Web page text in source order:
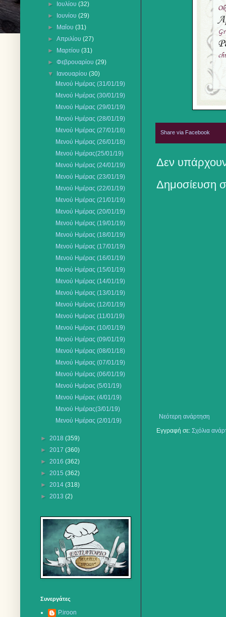
Share via Facebook
Δεν
Δημοσίευση
Νεότερη ανάρτηση
Εγγραφή σε: Σχόλια
►
Ιουλίου(32)
►
Ιουνίου(29)
►
Μαΐου(31)
►Απριλίου(27)
►
Μαρτίου(31)
►Φεβρουαρίου(29)
▼
Ιανουαρίου(30)
Μενού Ημέρας (31/01/19)
Μενού Ημέρας (30/01/19)
Μενού Ημέρας (29/01/19)
Μενού Ημέρας (28/01/19)
Μενού Ημέρας (27/01/18)
Μενού Ημέρας (26/01/18)
Μενού Ημέρας(25/01/19)
Μενού Ημέρας (24/01/19)
Μενού Ημέρας (23/01/19)
Μενού Ημέρας (22/01/19)
Μενού Ημέρας (21/01/19)
Μενού Ημέρας (20/01/19)
Μενού Ημέρας (19/01/19)
Μενού Ημέρας (18/01/19)
Μενού Ημέρας (17/01/19)
Μενού Ημέρας (16/01/19)
Μενού Ημέρας (15/01/19)
Μενού Ημέρας (14/01/19)
Μενού Ημέρας (13/01/19)
Μενού Ημέρας (12/01/19)
Μενού Ημέρας (11/01/19)
Μενού Ημέρας (10/01/19)
Μενού Ημέρας (09/01/19)
Μενού Ημέρας (08/01/18)
Μενού Ημέρας (07/01/19)
Μενού Ημέρας (06/01/19)
Μενού Ημέρας (5/01/19)
Μενού Ημέρας (4/01/19)
Μενού Ημέρας(3/01/19)
Μενού Ημέρας (2/01/19)
► 2018 (359)
► 2017 (360)
► 2016 (362)
► 2015 (362)
► 2014 (318)
► 2013 (2)
Συνεργάτες
P.iroon